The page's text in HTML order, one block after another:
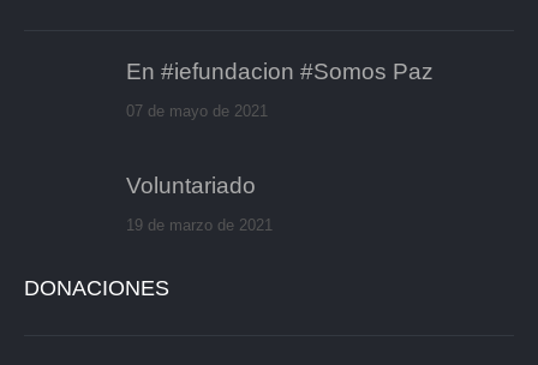
En #iefundacion #Somos Paz
07 de mayo de 2021
Voluntariado
19 de marzo de 2021
DONACIONES